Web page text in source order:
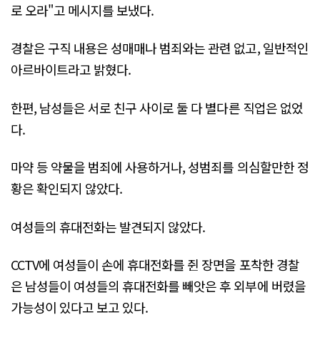
로 오라"고 메시지를 보냈다.
경찰은 구직 내용은 성매매나 범죄와는 관련 없고, 일반적인
아르바이트라고 밝혔다.
한편, 남성들은 서로 친구 사이로 둘 다 별다른 직업은 없었
다.
마약 등 약물을 범죄에 사용하거나, 성범죄를 의심할만한 정
황은 확인되지 않았다.
여성들의 휴대전화는 발견되지 않았다.
CCTV에 여성들이 손에 휴대전화를 쥔 장면을 포착한 경찰
은 남성들이 여성들의 휴대전화를 빼앗은 후 외부에 버렸을
가능성이 있다고 보고 있다.